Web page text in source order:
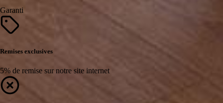
Garanti
Remises exclusives
5% de remise sur notre site internet